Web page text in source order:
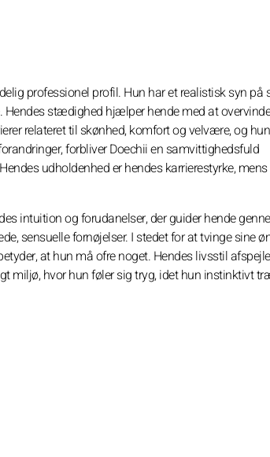
professionel profil. Hun har et realistisk syn på
stædighed hjælper hende med at overvinde
relateret til skønhed, komfort og velvære, og hun
forbliver Doechii en samvittighedsfuld
udholdenhed er hendes karrierestyrke,
intuition og forudanelser, der guider hende
sensuelle fornøjelser. I stedet for at tvinge sine
at hun må ofre noget. Hendes livsstil
miljø, hvor hun føler sig tryg, idet hun instinktivt